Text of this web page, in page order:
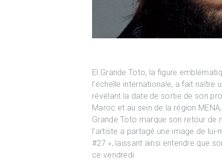
El Grande Toto, la figure
l’échelle internationale, a fait
révélant la date de sortie de son
Maroc et au sein de la région
Grande Toto marque son retour
l’artiste a partagé une image de
#27 », laissant ainsi entendre que
ce vendredi.